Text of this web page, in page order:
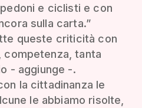
e ciclisti e con
sulla carta.”
queste criticità con
competenza, tanta
- aggiunge -.
la cittadinanza le
le abbiamo risolte,